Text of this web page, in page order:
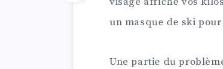
un masque de ski
Une partie du